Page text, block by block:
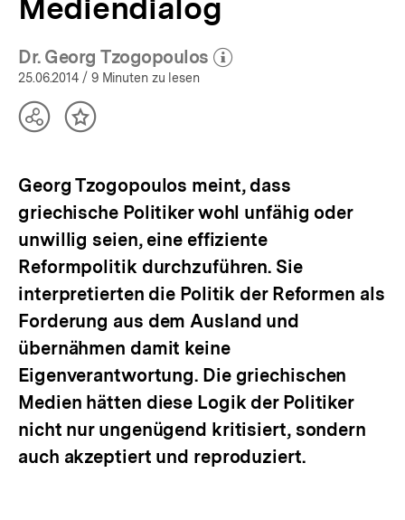
Mediendialog
Dr. Georg Tzogopoulos
(Mehr zum Autor)
25.06.2014 / 9 Minuten zu lesen
TeilenInhalt
Georg Tzogopoulos meint, dass
griechische Politiker wohl unfähig oder
unwillig seien, eine effiziente
Reformpolitik durchzuführen. Sie
interpretierten die Politik der Reformen als
Forderung aus dem Ausland und
übernähmen damit keine
Eigenverantwortung. Die griechischen
Medien hätten diese Logik der Politiker
nicht nur ungenügend kritisiert, sondern
auch akzeptiert und reproduziert.